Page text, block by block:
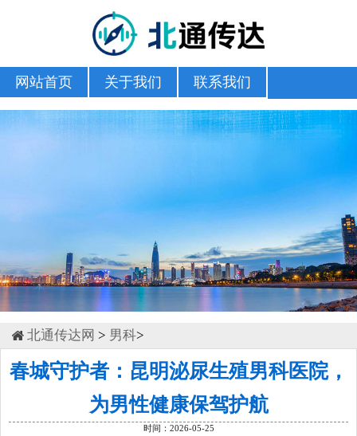
网站首页 关于我们 联系我们
北通传达网 > 男科>
春城守护者：昆明泌尿生殖男科医院，
为男性健康保驾护航
时间：2026-05-25